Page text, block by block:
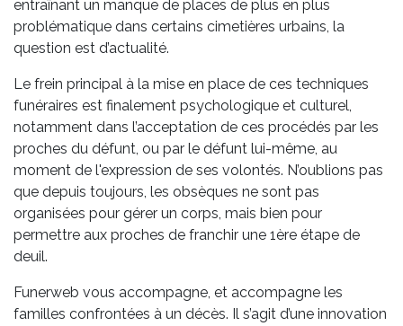
entraînant un manque de places de plus en plus
problématique dans certains cimetières urbains, la
question est d’actualité.
Le frein principal à la mise en place de ces techniques
funéraires est finalement psychologique et culturel,
notamment dans l’acceptation de ces procédés par les
proches du défunt, ou par le défunt lui-même, au
moment de l'expression de ses volontés. N’oublions pas
que depuis toujours, les obsèques ne sont pas
organisées pour gérer un corps, mais bien pour
permettre aux proches de franchir une 1ère étape de
deuil.
Funerweb vous accompagne, et accompagne les
familles confrontées à un décès. Il s’agit d’une innovation